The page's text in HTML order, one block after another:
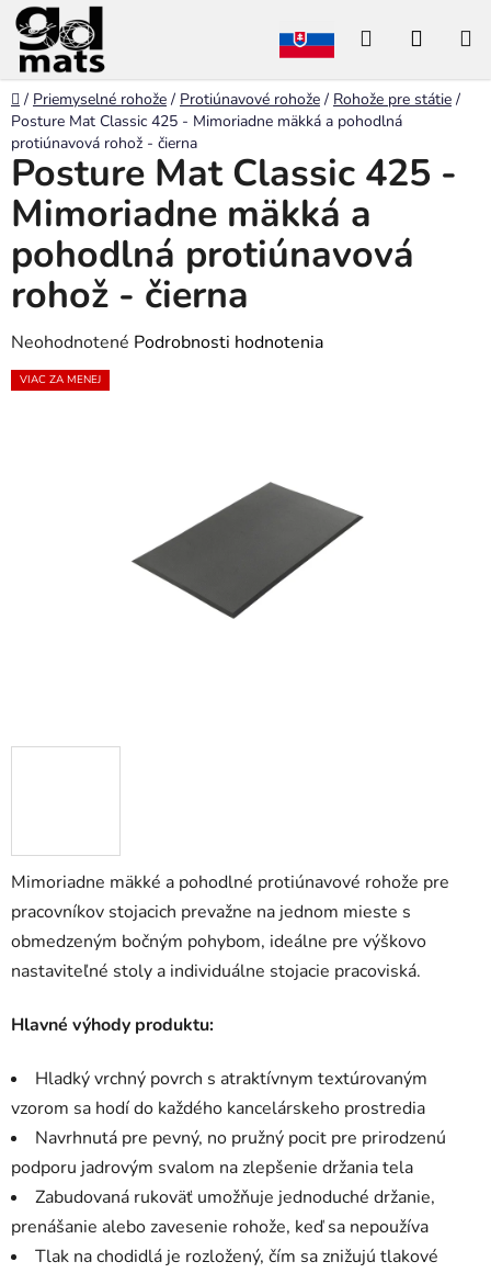
Prejsť
na
obsah
Hľadať
Domov
/ Priemyselné rohože / Protiúnavové rohože / Rohože pre státie /
Posture Mat Classic 425 - Mimoriadne mäkká a pohodlná
protiúnavová rohož - čierna
Mimoriadne mäkké a pohodlné protiúnavové rohože pre
pracovníkov stojacich prevažne na jednom mieste s
obmedzeným bočným pohybom, ideálne pre výškovo
nastaviteľné stoly a individuálne stojacie pracoviská.
Hlavné výhody produktu:
Hladký vrchný povrch s atraktívnym textúrovaným
vzorom sa hodí do každého kancelárskeho prostredia
Navrhnutá pre pevný, no pružný pocit pre prirodzenú
podporu jadrovým svalom na zlepšenie držania tela
Zabudovaná rukoväť umožňuje jednoduché držanie,
prenášanie alebo zavesenie rohože, keď sa nepoužíva
Tlak na chodidlá je rozložený, čím sa znižujú tlakové
Posture Mat Classic 425 -
Mimoriadne mäkká a
pohodlná protiúnavová
rohož - čierna
Priemerné
hodnotenie
Neohodnotené Podrobnosti hodnotenia
VIAC ZA MENEJ